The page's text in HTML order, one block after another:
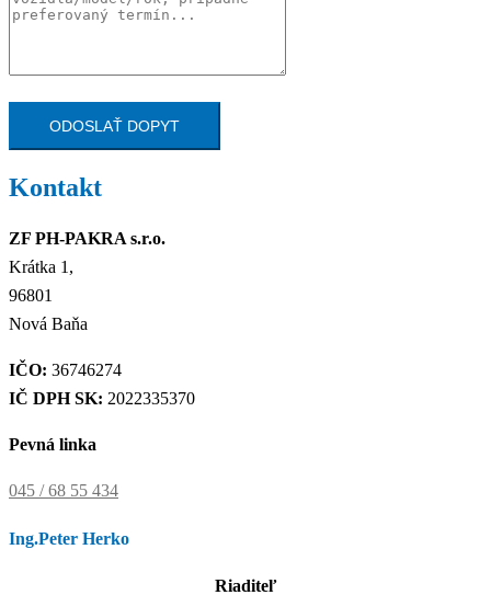
Kontakt
ZF PH-PAKRA s.r.o.
Krátka 1,
96801
Nová Baňa
IČO: 36746274
IČ DPH SK: 2022335370
Pevná linka
045 / 68 55 434
Ing.Peter Herko
Riaditeľ